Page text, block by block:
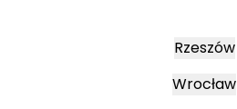
Rzeszów
Wrocław